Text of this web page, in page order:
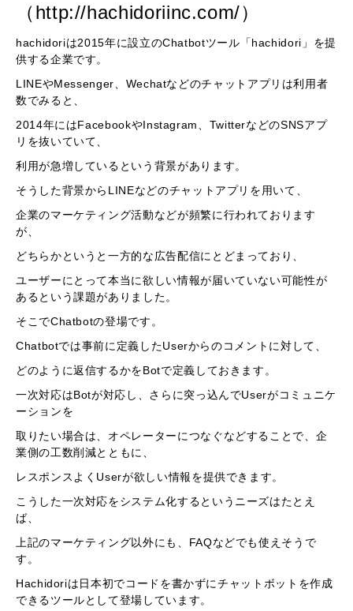
（http://hachidoriinc.com/）
hachidoriは2015年に設立のChatbotツール「hachidori」を提
供する企業です。
LINEやMessenger、Wechatなどのチャットアプリは利用者
数でみると、
2014年にはFacebookやInstagram、TwitterなどのSNSアプ
リを抜いていて、
利用が急増しているという背景があります。
そうした背景からLINEなどのチャットアプリを用いて、
企業のマーケティング活動などが頻繁に行われております
が、
どちらかというと一方的な広告配信にとどまっており、
ユーザーにとって本当に欲しい情報が届いていない可能性が
あるという課題がありました。
そこでChatbotの登場です。
Chatbotでは事前に定義したUserからのコメントに対して、
どのように返信するかをBotで定義しておきます。
一次対応はBotが対応し、さらに突っ込んでUserがコミュニケ
ーションを
取りたい場合は、オペレーターにつなぐなどすることで、企
業側の工数削減とともに、
レスポンスよくUserが欲しい情報を提供できます。
こうした一次対応をシステム化するというニーズはたとえ
ば、
上記のマーケティング以外にも、FAQなどでも使えそうで
す。
Hachidoriは日本初でコードを書かずにチャットボットを作成
できるツールとして登場しています。